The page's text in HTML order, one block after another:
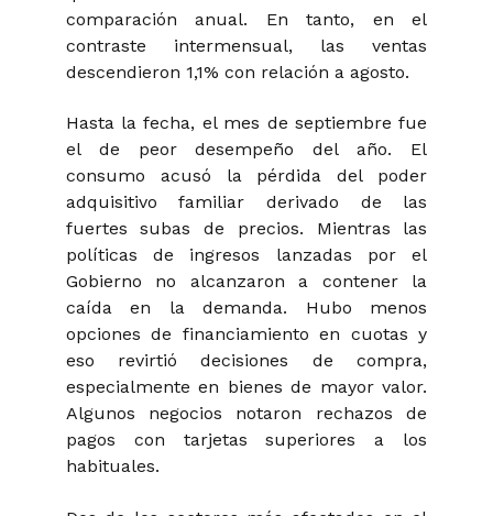
comparación anual. En tanto, en el
contraste intermensual, las ventas
descendieron 1,1% con relación a agosto.
Hasta la fecha, el mes de septiembre fue
el de peor desempeño del año. El
consumo acusó la pérdida del poder
adquisitivo familiar derivado de las
fuertes subas de precios. Mientras las
políticas de ingresos lanzadas por el
Gobierno no alcanzaron a contener la
caída en la demanda. Hubo menos
opciones de financiamiento en cuotas y
eso revirtió decisiones de compra,
especialmente en bienes de mayor valor.
Algunos negocios notaron rechazos de
pagos con tarjetas superiores a los
habituales.